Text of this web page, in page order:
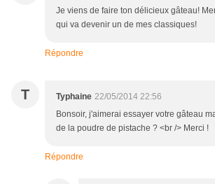
Je viens de faire ton délicieux gâteau!
qui va devenir un de mes classiques!
Répondre
T Typhaine 22/05/2014 22:56
Bonsoir, j'aimerai essayer votre gâteau
de la poudre de pistache ? <br /> Merci !
Répondre